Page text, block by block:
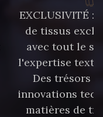
EXCLUSIVITÉ :
de tissus
avec tout le
l'expertise
Des trésors
innovations
matières de